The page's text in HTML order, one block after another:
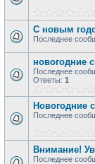
С новым
Последнее
новогодние
Последнее
Ответы: 1
Новогодние
Последнее
Внимание!
Последнее